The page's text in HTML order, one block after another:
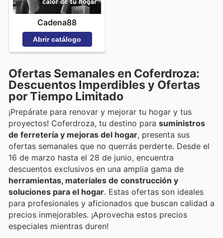
Cadena88
Abrir catálogo
Ofertas Semanales en Coferdroza:
Descuentos Imperdibles y Ofertas
por Tiempo Limitado
¡Prepárate para renovar y mejorar tu hogar y tus
proyectos! Coferdroza, tu destino para suministros
de ferretería y mejoras del hogar, presenta sus
ofertas semanales que no querrás perderte. Desde el
16 de marzo hasta el 28 de junio, encuentra
descuentos exclusivos en una amplia gama de
herramientas, materiales de construcción y
soluciones para el hogar. Estas ofertas son ideales
para profesionales y aficionados que buscan calidad a
precios inmejorables. ¡Aprovecha estos precios
especiales mientras duren!